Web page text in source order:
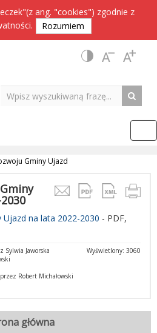
ang. "cookies") zgodnie z
. Rozumiem
Gminy Ujazd
na lata 2022-2030 - PDF,
Wyświetlony: 3060
Sylwia Jaworska
Robert Michałowski
główna